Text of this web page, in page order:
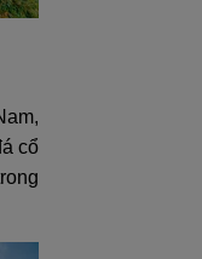
cổ